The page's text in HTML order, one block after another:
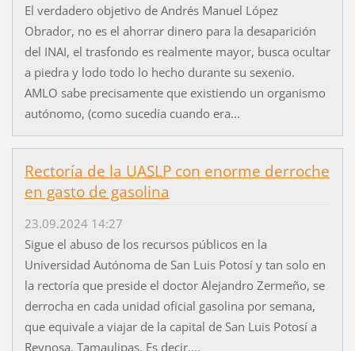
El verdadero objetivo de Andrés Manuel López
Obrador, no es el ahorrar dinero para la desaparición
del INAI, el trasfondo es realmente mayor, busca ocultar
a piedra y lodo todo lo hecho durante su sexenio.
AMLO sabe precisamente que existiendo un organismo
autónomo, (como sucedía cuando era...
Rectoría de la UASLP con enorme derroche
en gasto de gasolina
23.09.2024 14:27
Sigue el abuso de los recursos públicos en la
Universidad Autónoma de San Luis Potosí y tan solo en
la rectoría que preside el doctor Alejandro Zermeño, se
derrocha en cada unidad oficial gasolina por semana,
que equivale a viajar de la capital de San Luis Potosí a
Reynosa, Tamaulipas. Es decir,...